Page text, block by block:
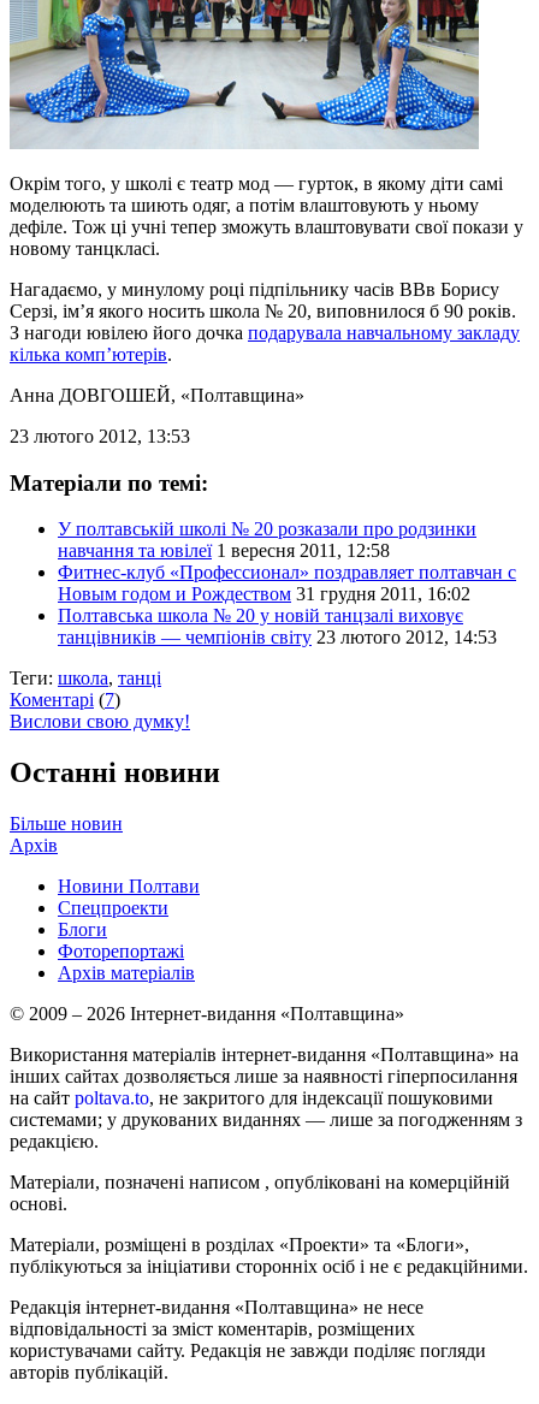
Окрім того, у школі є театр мод — гурток, в якому діти самі
моделюють та шиють одяг, а потім влаштовують у ньому
дефіле. Тож ці учні тепер зможуть влаштовувати свої покази у
новому танцкласі.
Нагадаємо, у минулому році підпільнику часів ВВв Борису
Серзі, ім’я якого носить школа № 20, виповнилося б 90 років.
З нагоди ювілею його дочка подарувала навчальному закладу
кілька комп’ютерів.
Анна ДОВГОШЕЙ, «Полтавщина»
23 лютого 2012, 13:53
Матеріали по темі:
У полтавській школі № 20 розказали про родзинки
навчання та ювілеї 1 вересня 2011, 12:58
Фитнес-клуб «Профессионал» поздравляет полтавчан с
Новым годом и Рождеством 31 грудня 2011, 16:02
Полтавська школа № 20 у новій танцзалі виховує
танцівників — чемпіонів світу 23 лютого 2012, 14:53
Теги: школа, танці
Коментарі (7)
Вислови свою думку!
Останні новини
Більше новин
Архів
Новини Полтави
Спецпроекти
Блоги
Фоторепортажі
Архів матеріалів
© 2009 – 2026 Інтернет-видання «Полтавщина»
Використання матеріалів інтернет-видання «Полтавщина» на
інших сайтах дозволяється лише за наявності гіперпосилання
на сайт poltava.to, не закритого для індексації пошуковими
системами; у друкованих виданнях — лише за погодженням з
редакцією.
Матеріали, позначені написом , опубліковані на комерційній
основі.
Матеріали, розміщені в розділах «Проекти» та «Блоги»,
публікуються за ініціативи сторонніх осіб і не є редакційними.
Редакція інтернет-видання «Полтавщина» не несе
відповідальності за зміст коментарів, розміщених
користувачами сайту. Редакція не завжди поділяє погляди
авторів публікацій.